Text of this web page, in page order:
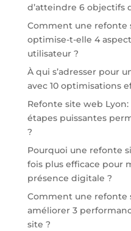
d’atteindre 6 objectifs
Comment une refonte
optimise-t-elle 4
utilisateur ?
À qui s’adresser pour
avec 10 optimisations
Refonte site web
étapes puissantes
?
Pourquoi une refonte
fois plus efficace pour
présence digitale ?
Comment une refonte
améliorer 3
site ?